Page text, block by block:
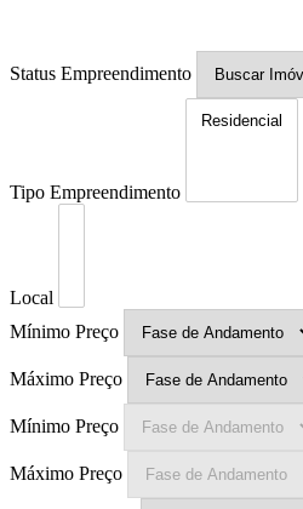
Status Empreendimento
Tipo Empreendimento
Local
Mínimo Preço
Máximo Preço
Mínimo Preço
Máximo Preço